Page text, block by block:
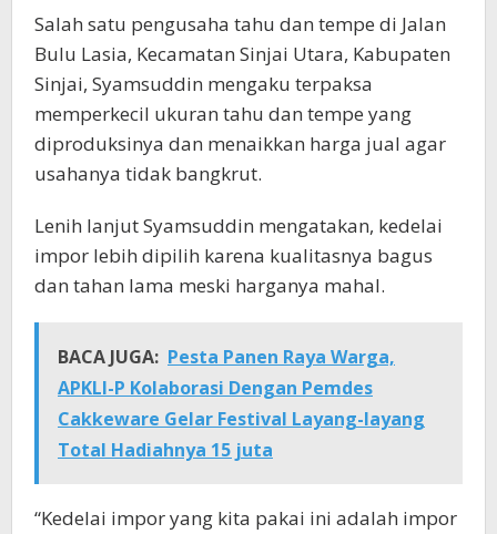
Salah satu pengusaha tahu dan tempe di Jalan
Bulu Lasia, Kecamatan Sinjai Utara, Kabupaten
Sinjai, Syamsuddin mengaku terpaksa
memperkecil ukuran tahu dan tempe yang
diproduksinya dan menaikkan harga jual agar
usahanya tidak bangkrut.
Lenih lanjut Syamsuddin mengatakan, kedelai
impor lebih dipilih karena kualitasnya bagus
dan tahan lama meski harganya mahal.
BACA JUGA: Pesta Panen Raya Warga,
APKLI-P Kolaborasi Dengan Pemdes
Cakkeware Gelar Festival Layang-layang
Total Hadiahnya 15 juta
“Kedelai impor yang kita pakai ini adalah impor